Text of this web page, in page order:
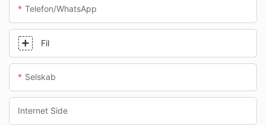
Telefon/whatsApp
Fil
Selskab
Internet Side